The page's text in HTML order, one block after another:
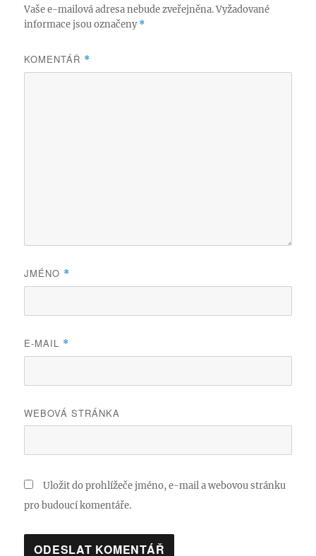
Vaše e-mailová adresa nebude zveřejněna. Vyžadované
informace jsou označeny*
KOMENTÁŘ *
JMÉNO *
E-MAIL *
WEBOVÁ STRÁNKA
Uložit do prohlížeče jméno, e-mail a webovou stránku
pro budoucí komentáře.